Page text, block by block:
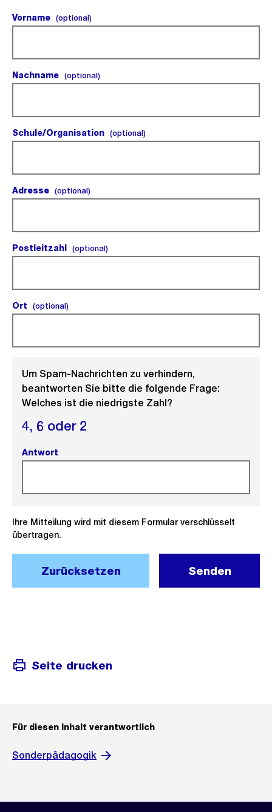
Vorname (optional)(optional).
Nachname (optional)(optional).
Schule/Organisation (optional)(optional).
Adresse (optional)(optional).
Postleitzahl (optional)(optional).
Ort (optional)(optional).
Um Spam-Nachrichten zu verhindern,
beantworten Sie bitte die folgende Frage:
Welches ist die niedrigste Zahl?
4, 6 oder 2
Antwort
Ihre Mitteilung wird mit diesem Formular verschlüsselt
übertragen.
Zurücksetzen Senden
Seite drucken
Für diesen Inhalt verantwortlich
Sonderpädagogik